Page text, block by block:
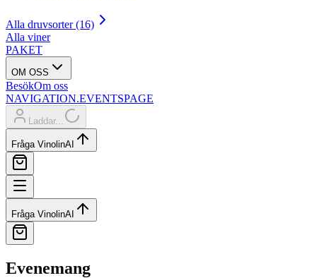
Alla druvsorter (16)
Alla viner
PAKET
OM OSS
BesökOm oss
NAVIGATION.EVENTSPAGE
Laddar...
Fråga VinolinAI
Fråga VinolinAI
Evenemang